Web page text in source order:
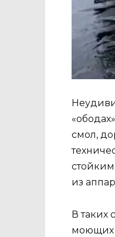
смол,
из
В таких
моющих